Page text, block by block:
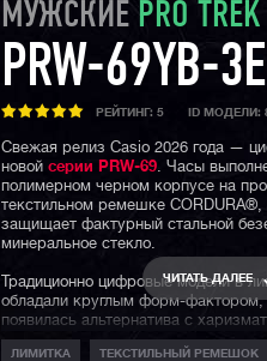
МУЖСКИЕ PRO TREK
PRW-69YB-3E
РЕЙТИНГ: 5 ID МОДЕЛИ:
Свежая релиз Casio 2026 года —
новой серии PRW-69. Часы
полимерном черном корпусе на
текстильном ремешке CORDURA®,
защищает фактурный стальной
минеральное стекло.
Традиционно цифровые модели в
обладали круглым форм-фактором,
появилась альтернатива с
видом с отсылкой к бушкрафту.
ЧИТАТЬ ДАЛЕЕ
ЛИМИТКА ТЕКСТИЛЬНЫЙ РЕМЕШОК